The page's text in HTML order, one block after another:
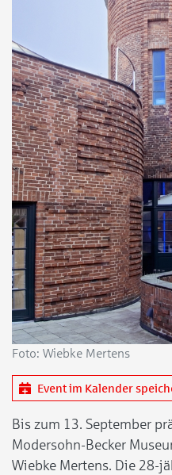
Foto: Wiebke Mertens
Event im Kalender
Bis zum 13. September
Modersohn-Becker
Wiebke Mertens. Die 28-